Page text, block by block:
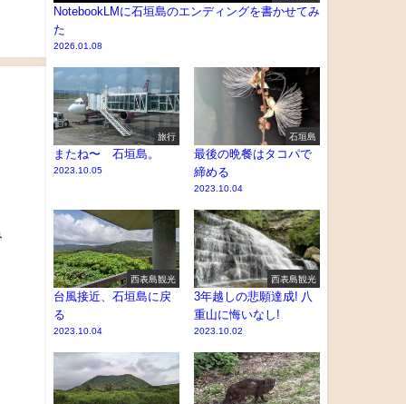
NotebookLMに石垣島のエンディングを書かせてみ
た
2026.01.08
旅行
またね〜 石垣島。
2023.10.05
石垣島
最後の晩餐はタコパで
締める
2023.10.04
西表島観光
台風接近、石垣島に戻
る
2023.10.04
西表島観光
3年越しの悲願達成! 八
重山に悔いなし!
2023.10.02